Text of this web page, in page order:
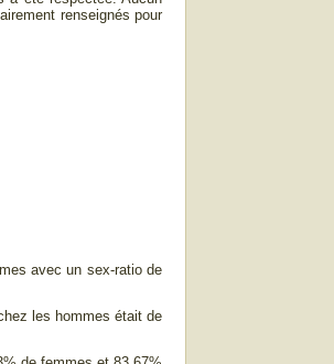
renseignés pour
avec un sex-ratio de
les hommes était de